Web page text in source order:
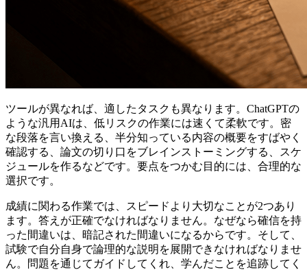
ツールが異なれば、適したタスクも異なります。ChatGPTの
ような汎用AIは、低リスクの作業には速くて柔軟です。密
な段落を言い換える、半分知っている内容の概要をすばやく
確認する、論文の切り口をブレインストーミングする、スケ
ジュールを作るなどです。要点をつかむ目的には、合理的な
選択です。
成績に関わる作業では、スピードより大切なことが2つあり
ます。答えが正確でなければなりません。なぜなら確信を持
った間違いは、暗記された間違いになるからです。そして、
試験で自分自身で論理的な説明を展開できなければなりませ
ん。問題を通じてガイドしてくれ、学んだことを追跡してく